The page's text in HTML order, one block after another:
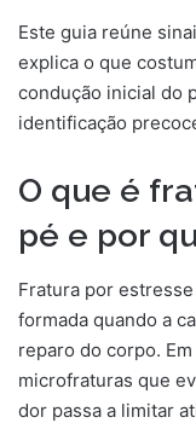
Este guia reúne
explica o que
condução inicial do
identificação
O que é
pé e por
Fratura por
formada quando a
reparo do corpo.
microfraturas que
dor passa a limitar